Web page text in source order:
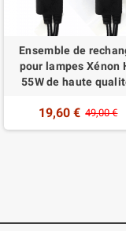
Ensemble de
pour lampes Xénon
55W de haute
19,60 € 49,00 €